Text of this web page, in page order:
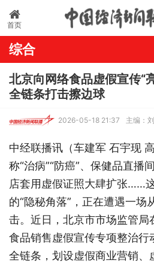
首页
综合
北京向网络食品虚假宣传“
全链条打击擦边球
2026-05-18 21:37 主编：
中经联播讯（车建军 石宇现
称“治病”“防癌”、保健品直播
店套用虚假证照大肆扩张……
的“隐秘角落”，正在遭遇一场
击。近日，北京市市场监管局
食品销售虚假宣传专项整治行
全链条，划设虚假商业营销、